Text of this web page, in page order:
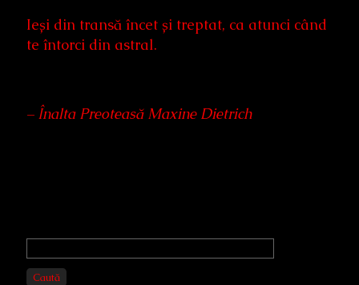
Ieși din transă încet și treptat, ca atunci când
te întorci din astral.
– Înalta Preoteasă Maxine Dietrich
Primary
Sidebar
Caută